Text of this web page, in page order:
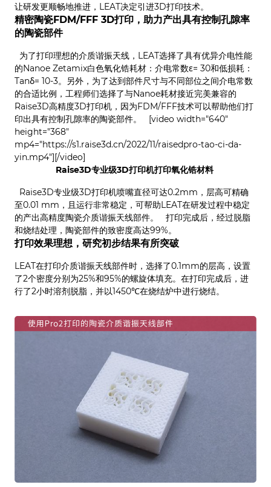
让研发更顺畅地推进，LEAT决定引进3D打印技术。
精密陶瓷FDM/FFF 3D打印，助力产出具有控制孔隙率
的陶瓷部件
为了打印理想的介质谐振天线，LEAT选择了具有优异介电性能
的Nanoe Zetamix白色氧化锆耗材：介电常数ε= 30和低损耗：
Tanδ= 10-3。另外，为了达到部件尺寸与不同部位之间介电常数
的合适比例，工程师们选择了与Nanoe耗材接近完美兼容的
Raise3D高精度3D打印机，因为FDM/FFF技术可以帮助他们打
印出具有控制孔隙率的陶瓷部件。 [video width="640"
height="368"
mp4="https://s1.raise3d.cn/2022/11/raisedpro-tao-ci-da-
yin.mp4"][/video]
Raise3D专业级3D打印机打印氧化锆材料
Raise3D专业级3D打印机喷嘴直径可达0.2mm，层高可精确
至0.01 mm，且运行非常稳定，可帮助LEAT在研发过程中稳定
的产出高精度陶瓷介质谐振天线部件。 打印完成后，经过脱脂
和烧结处理，陶瓷部件的致密度高达99%。
打印效果理想，研究初步结果有所突破
LEAT在打印介质谐振天线部件时，选择了0.1mm的层高，设置
了2个密度分别为25%和95%的螺旋体填充。在打印完成后，进
行了2小时溶剂脱脂，并以1450℃在烧结炉中进行烧结。